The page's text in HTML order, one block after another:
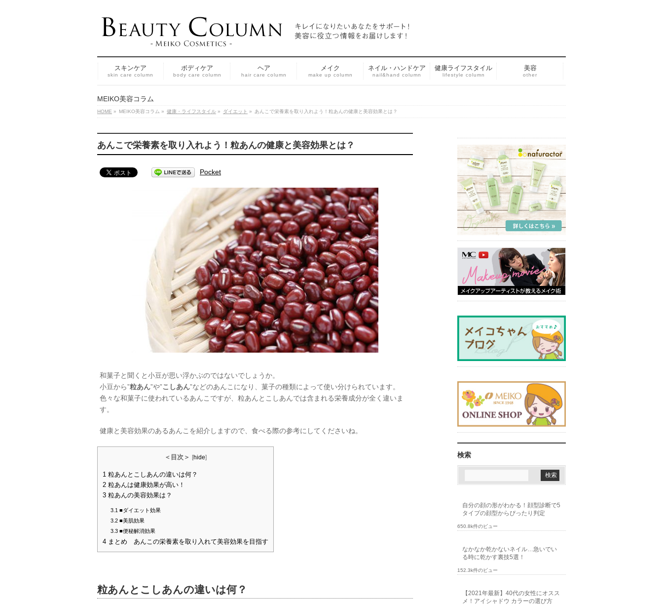
スキンケア
skin care column
ボディケア
body care column
ヘア
hair care column
メイク
make up column
ネイル・ハンドケア
nail&hand column
健康ライフスタイル
lifestyle column
美容
other
MEIKO美容コラム
HOME » MEIKO美容コラム » 健康・ライフスタイル » ダイエット » あんこで栄養素を取り入れよう！粒あんの健康と美容効果とは？
あんこで栄養素を取り入れよう！粒あんの健康と美容効果とは？
Pocket
和菓子と聞くと小豆が思い浮かぶのではないでしょうか。
小豆から”粒あん”や”こしあん”などのあんこになり、菓子の種類によって使い分けられています。
色々な和菓子に使われているあんこですが、粒あんとこしあんでは含まれる栄養成分が全く違いま
す。
健康と美容効果のあるあんこを紹介しますので、食べる際の参考にしてくださいね。
＜目次＞ [hide]
1 粒あんとこしあんの違いは何？
2 粒あんは健康効果が高い！
3 粒あんの美容効果は？
3.1 ■ダイエット効果
3.2■美肌効果
3.3■便秘解消効果
4 まとめ あんこの栄養素を取り入れて美容効果を目指す
粒あんとこしあんの違いは何？
検索
自分の顔の形がわかる！顔型診断で5
タイプの顔型からぴったり判定
650.8k件のビュー
なかなか乾かないネイル…急いでい
る時に乾かす裏技5選！
152.3k件のビュー
【2021年最新】40代の女性にオスス
メ！アイシャドウ カラーの選び方